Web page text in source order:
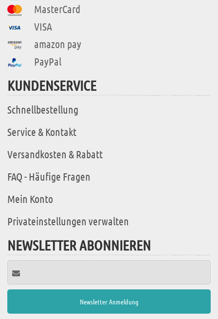
MasterCard
VISA
amazon pay
PayPal
KUNDENSERVICE
Schnellbestellung
Service & Kontakt
Versandkosten & Rabatt
FAQ - Häufige Fragen
Mein Konto
Privateinstellungen verwalten
NEWSLETTER ABONNIEREN